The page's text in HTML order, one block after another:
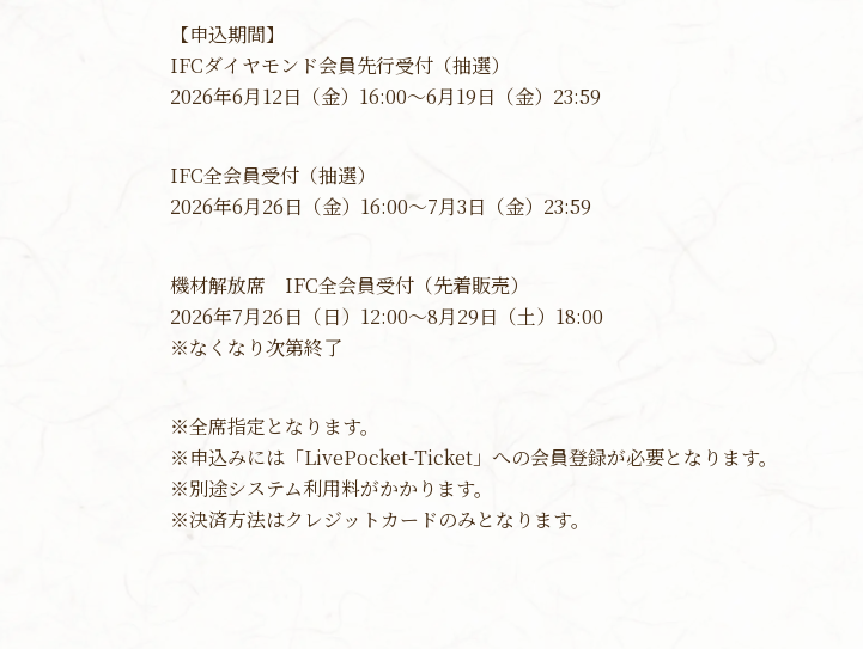
【申込期間】
IFCダイヤモンド会員先行受付（抽選）
2026年6月12日（金）16:00～6月19日（金）23:59
IFC全会員受付（抽選）
2026年6月26日（金）16:00～7月3日（金）23:59
機材解放席 IFC全会員受付（先着販売）
2026年7月26日（日）12:00～8月29日（土）18:00
※なくなり次第終了
※全席指定となります。
※申込みには「LivePocket-Ticket」への会員登録が必要となります。
※別途システム利用料がかかります。
※決済方法はクレジットカードのみとなります。